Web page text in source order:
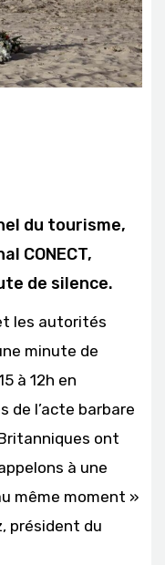
du tourisme,
CONECT,
de silence.
les autorités
minute de
à 12h en
de l’acte barbare
ont
à une
même moment »
président du